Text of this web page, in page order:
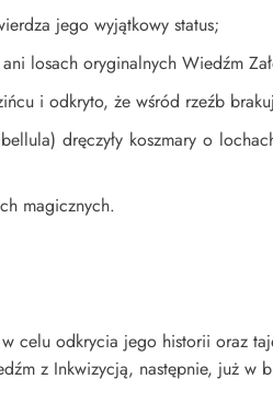
jego wyjątkowy status;
losach oryginalnych Wiedźm
i odkryto, że wśród rzeźb
dręczyły koszmary o
magicznych.
celu odkrycia jego historii oraz
z Inkwizycją, następnie, już